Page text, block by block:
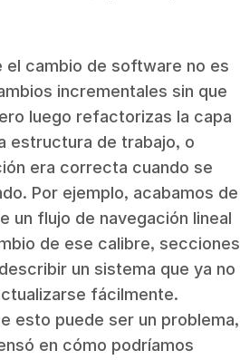
el cambio de software no es
incrementales sin que
luego refactorizas la capa
estructura de trabajo, o
era correcta cuando se
Por ejemplo, acabamos de
un flujo de navegación lineal
de ese calibre, secciones
un sistema que ya no
fácilmente.
esto puede ser un problema,
en cómo podríamos